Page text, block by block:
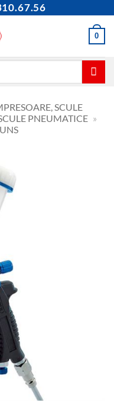
0
SCULE
PNEUMATICE »